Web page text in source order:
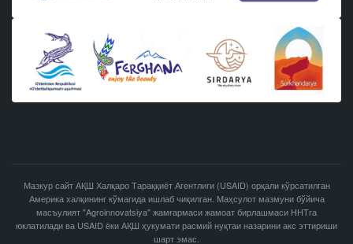
Мазкур сайт АҚШ Халқаро Тараққиёт Агентлиги (USAID) орқали кўрсатилган
Америка халқининг кўмагида ишлаб чиқилган. Маҳсулот мазмуни бўйича
масъулият "Agroinnovatsiya" жамғармаси жамоат бирлашмаси ННТга
юклатилади ва USAID ёки АҚШ ҳукумати расмий нуқтаи назарини акс эттириши
шарт эмас.